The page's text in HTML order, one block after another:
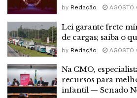
by Redação AGOSTO
Lei garante frete
de cargas; saiba o
by Redação AGOSTO
Na CMO,
recursos para
infantil — Senado